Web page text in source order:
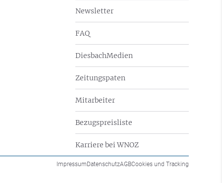
Newsletter
FAQ
DiesbachMedien
Zeitungspaten
Mitarbeiter
Bezugspreisliste
Karriere bei WNOZ
ImpressumDatenschutzAGBCookies und Tracking